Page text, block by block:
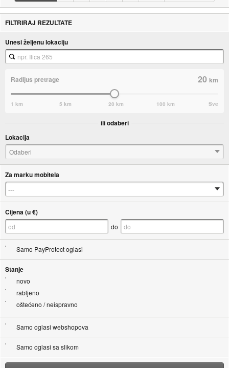
FILTRIRAJ REZULTATE
Unesi željenu lokaciju
Radijus pretrage 20km
1 km 5 km 20 km 100 km Sve
ili odaberi
Lokacija
Odaberi
Za marku mobitela
Cijena (u €)
do
Samo PayProtect oglasi
Stanje
novo
rabljeno
oštećeno / neispravno
Samo oglasi webshopova
Samo oglasi sa slikom